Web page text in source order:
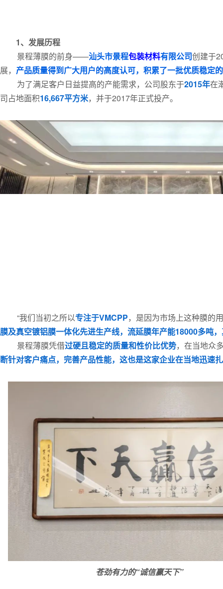
1、发展历程
景程薄膜的前身——汕头市景程包装材料有限公司创建于
展， 产品质量得到广大用户的高度认可，积累了一批优质稳定
为了满足客户日益提高的产能需求，公司股东于2015年在
司占地面积16,667平方米，并于2017年正式投产。
“我们当初之所以专注于VMCPP，是因为市场上这种膜的
膜及真空镀铝膜一体化先进生产线，流延膜年产能18000多吨
景程薄膜凭借过硬且稳定的质量和性价比优势，在当地众
断针对客户痛点，完善产品性能，这也是这家企业在当地迅速
苍劲有力的“诚信赢天下”